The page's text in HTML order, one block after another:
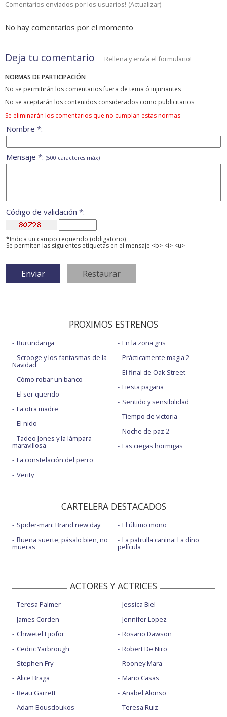
Comentarios enviados por los usuarios! (Actualizar)
No hay comentarios por el momento
Deja tu comentario Rellena y envía el formulario!
NORMAS DE PARTICIPACIÓN
No se permitirán los comentarios fuera de tema ó injuriantes
No se aceptarán los contenidos considerados como publicitarios
Se eliminarán los comentarios que no cumplan estas normas
Nombre *:
Mensaje *: (500 caracteres máx)
Código de validación *:
*Indica un campo requerido (obligatorio)
Se permiten las siguientes etiquetas en el mensaje <b> <i> <u>
PROXIMOS ESTRENOS
Burundanga
Scrooge y los fantasmas de la
Navidad
Cómo robar un banco
El ser querido
La otra madre
El nido
Tadeo Jones y la lámpara
maravillosa
La constelación del perro
Verity
En la zona gris
Prácticamente magia 2
El final de Oak Street
Fiesta pagäna
Sentido y sensibilidad
Tiempo de victoria
Noche de paz 2
Las ciegas hormigas
CARTELERA DESTACADOS
Spider-man: Brand new day
Buena suerte, pásalo bien, no
mueras
El último mono
La patrulla canina: La dino
película
ACTORES Y ACTRICES
Teresa Palmer
James Corden
Chiwetel Ejiofor
Cedric Yarbrough
Stephen Fry
Alice Braga
Beau Garrett
Adam Bousdoukos
Jessica Biel
Jennifer Lopez
Rosario Dawson
Robert De Niro
Rooney Mara
Mario Casas
Anabel Alonso
Teresa Ruiz